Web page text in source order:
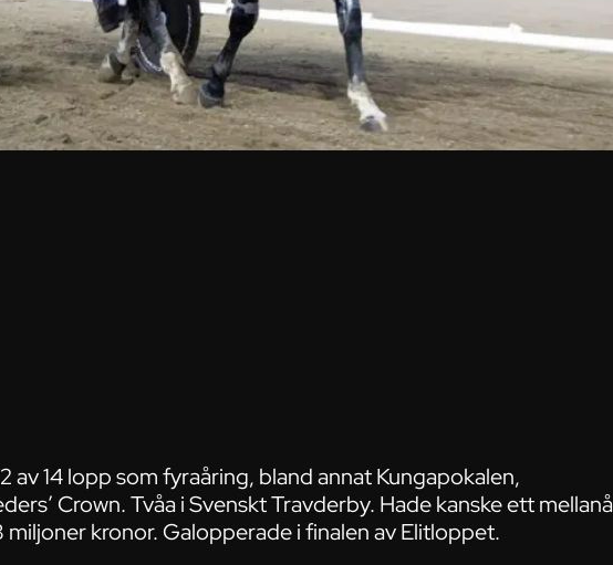
av 14 lopp som fyraåring, bland annat Kungapokalen,
Crown. Tvåa i Svenskt Travderby. Hade kanske ett
miljoner kronor. Galopperade i finalen av Elitloppet.